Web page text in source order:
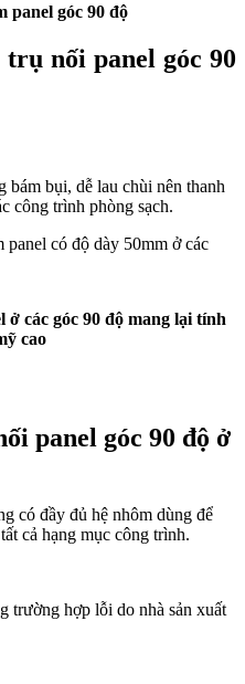
panel góc 90 độ
trụ nối panel góc 90
bụi, dễ lau chùi nên thanh
công trình phòng sạch.
panel có độ dày 50mm ở các
các góc 90 độ mang lại tính
cao
panel góc 90 độ ở
có đầy đủ hệ nhôm dùng để
cả hạng mục công trình.
trường hợp lỗi do nhà sản xuất